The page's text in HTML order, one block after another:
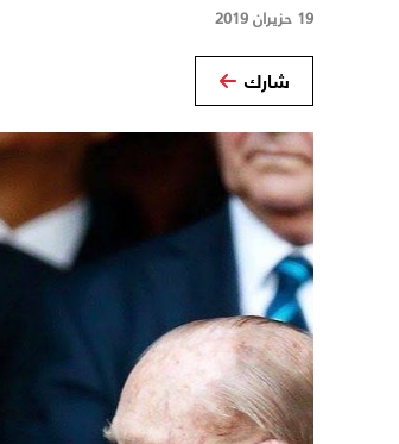
19 حزيران 2019
شارك